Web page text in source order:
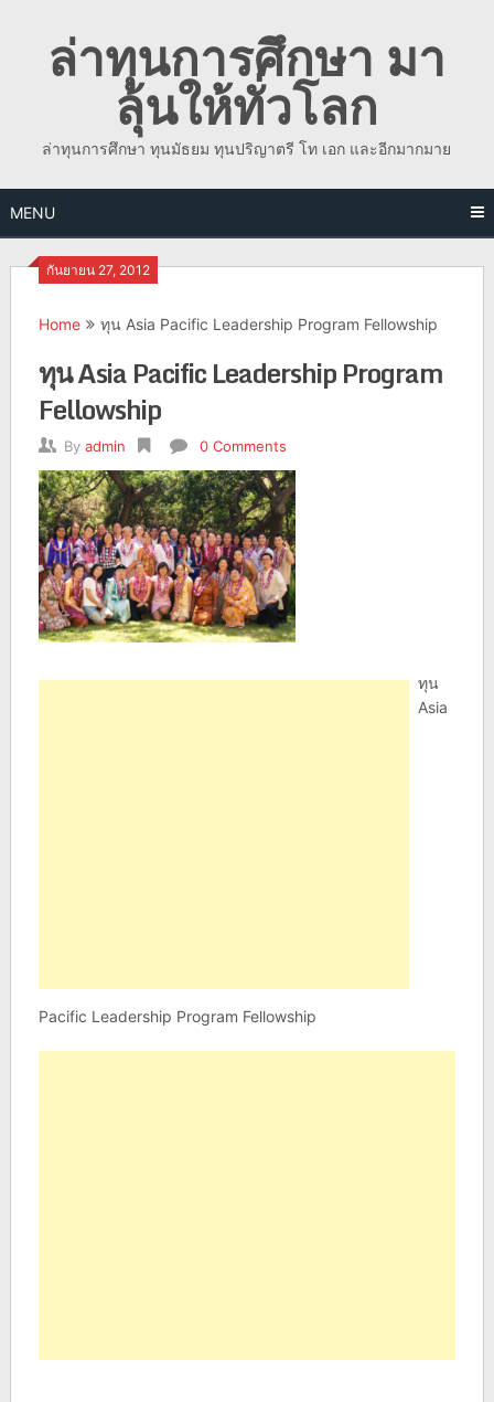
contentล่าทุนการศึกษา มา
ลุ้นให้ทั่วโลก
ล่าทุนการศึกษา ทุนมัธยม ทุนปริญาตรี โท เอก และอีกมากมาย
MENU
กันยายน 27, 2012
Home ทุน Asia Pacific Leadership Program Fellowship
ทุน Asia Pacific Leadership Program
Fellowship
By admin 0 Comments
ทุน
Asia
Pacific Leadership Program Fellowship